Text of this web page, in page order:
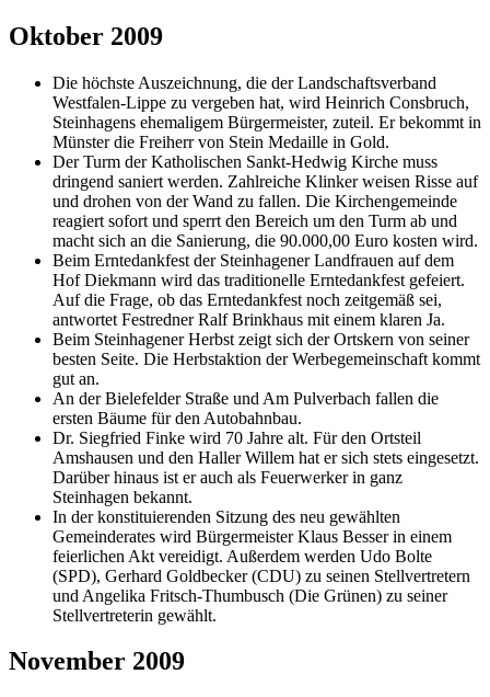
Oktober 2009
Die höchste Auszeichnung, die der Landschaftsverband
Westfalen-Lippe zu vergeben hat, wird Heinrich Consbruch,
Steinhagens ehemaligem Bürgermeister, zuteil. Er bekommt in
Münster die Freiherr von Stein Medaille in Gold.
Der Turm der Katholischen Sankt-Hedwig Kirche muss
dringend saniert werden. Zahlreiche Klinker weisen Risse auf
und drohen von der Wand zu fallen. Die Kirchengemeinde
reagiert sofort und sperrt den Bereich um den Turm ab und
macht sich an die Sanierung, die 90.000,00 Euro kosten wird.
Beim Erntedankfest der Steinhagener Landfrauen auf dem
Hof Diekmann wird das traditionelle Erntedankfest gefeiert.
Auf die Frage, ob das Erntedankfest noch zeitgemäß sei,
antwortet Festredner Ralf Brinkhaus mit einem klaren Ja.
Beim Steinhagener Herbst zeigt sich der Ortskern von seiner
besten Seite. Die Herbstaktion der Werbegemeinschaft kommt
gut an.
An der Bielefelder Straße und Am Pulverbach fallen die
ersten Bäume für den Autobahnbau.
Dr. Siegfried Finke wird 70 Jahre alt. Für den Ortsteil
Amshausen und den Haller Willem hat er sich stets eingesetzt.
Darüber hinaus ist er auch als Feuerwerker in ganz
Steinhagen bekannt.
In der konstituierenden Sitzung des neu gewählten
Gemeinderates wird Bürgermeister Klaus Besser in einem
feierlichen Akt vereidigt. Außerdem werden Udo Bolte
(SPD), Gerhard Goldbecker (CDU) zu seinen Stellvertretern
und Angelika Fritsch-Thumbusch (Die Grünen) zu seiner
Stellvertreterin gewählt.
November 2009